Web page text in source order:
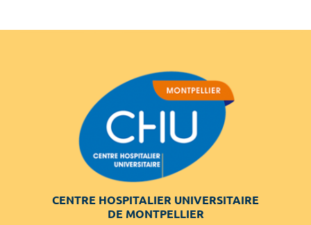
CENTRE HOSPITALIER UNIVERSITAIRE
DE MONTPELLIER